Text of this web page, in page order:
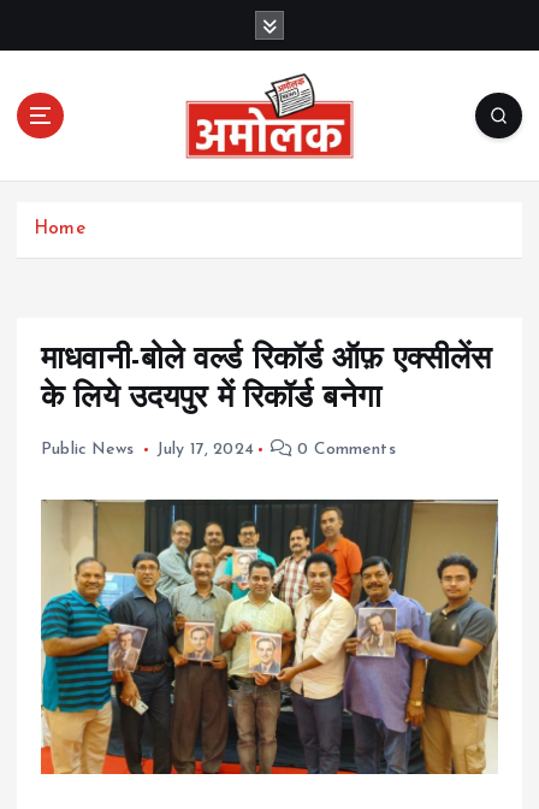
c
Amolak News
Home
माधवानी-बोले वर्ल्ड रिकॉर्ड ऑफ़ एक्सीलेंस
के लिये उदयपुर में रिकॉर्ड बनेगा
Public News July 17, 2024 0 Comments